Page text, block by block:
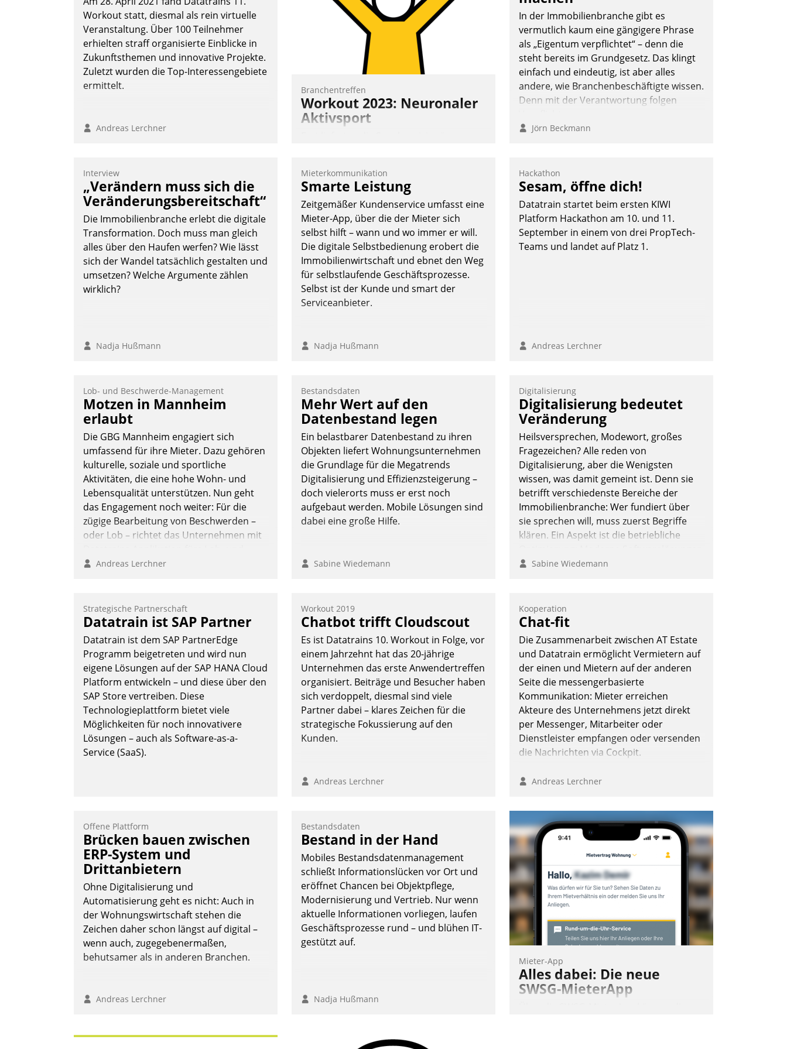
Nadja Hußmann Andreas Lerchner
Workout statt, diesmal als rein virtuelle
Veranstaltung. Über 100 Teilnehmer
erhielten straff organisierte Einblicke in
Zukunftsthemen und innovative Projekte.
Zuletzt wurden die Top-Interessengebiete
ermittelt.
Andreas Lerchner
Branchentreffen
Workout 2023: Neuronaler
Aktivsport
Vernetzungsideen fürs Quartier.
Dazwischen zeigte Datatrain, was es
Neues zu bieten hat.
Nadja Hußmann
In der Immobilienbranche gibt es
vermutlich kaum eine gängigere Phrase
als „Eigentum verpflichtet“ – denn die
steht bereits im Grundgesetz. Das klingt
einfach und eindeutig, ist aber alles
andere, wie Branchenbeschäftigte wissen.
Denn mit der Verantwortung folgen
Jörn Beckmann
Interview
„Verändern muss sich die
Veränderungsbereitschaft“
Die Immobilienbranche erlebt die digitale
Transformation. Doch muss man gleich
alles über den Haufen werfen? Wie lässt
sich der Wandel tatsächlich gestalten und
umsetzen? Welche Argumente zählen
wirklich?
Nadja Hußmann
Mieterkommunikation
Smarte Leistung
Zeitgemäßer Kundenservice umfasst eine
Mieter-App, über die der Mieter sich
selbst hilft – wann und wo immer er will.
Die digitale Selbstbedienung erobert die
Immobilienwirtschaft und ebnet den Weg
für selbstlaufende Geschäftsprozesse.
Selbst ist der Kunde und smart der
Serviceanbieter.
Nadja Hußmann
Hackathon
Sesam, öffne dich!
Datatrain startet beim ersten KIWI
Platform Hackathon am 10. und 11.
September in einem von drei PropTech-
Teams und landet auf Platz 1.
Andreas Lerchner
Lob- und Beschwerde-Management
Motzen in Mannheim
erlaubt
Die GBG Mannheim engagiert sich
umfassend für ihre Mieter. Dazu gehören
kulturelle, soziale und sportliche
Aktivitäten, die eine hohe Wohn- und
Lebensqualität unterstützen. Nun geht
das Engagement noch weiter: Für die
zügige Bearbeitung von Beschwerden –
oder Lob – richtet das Unternehmen mit
Beschwerde-Management einen eigenen
Andreas Lerchner
Bestandsdaten
Mehr Wert auf den
Datenbestand legen
Ein belastbarer Datenbestand zu ihren
Objekten liefert Wohnungsunternehmen
die Grundlage für die Megatrends
Digitalisierung und Effizienzsteigerung –
doch vielerorts muss er erst noch
aufgebaut werden. Mobile Lösungen sind
dabei eine große Hilfe.
Sabine Wiedemann
Digitalisierung
Digitalisierung bedeutet
Veränderung
Heilsversprechen, Modewort, großes
Fragezeichen? Alle reden von
Digitalisierung, aber die Wenigsten
wissen, was damit gemeint ist. Denn sie
betrifft verschiedenste Bereiche der
Immobilienbranche: Wer fundiert über
sie sprechen will, muss zuerst Begriffe
klären. Ein Aspekt ist die betriebliche
ermöglichen große Einsparungen durch
Allein mit der Einführung einer neuen
Software ist es nicht getan. Die
Digitalisierung erfordert von
Unternehmen die Bereitschaft, sich zu
überprüfen, zu hinterfragen und zu
verändern.
Sabine Wiedemann
Strategische Partnerschaft
Datatrain ist SAP Partner
Datatrain ist dem SAP PartnerEdge
Programm beigetreten und wird nun
eigene Lösungen auf der SAP HANA Cloud
Platform entwickeln – und diese über den
SAP Store vertreiben. Diese
Technologieplattform bietet viele
Möglichkeiten für noch innovativere
Lösungen – auch als Software-as-a-
Service (SaaS).
Workout 2019
Chatbot trifft Cloudscout
Es ist Datatrains 10. Workout in Folge, vor
einem Jahrzehnt hat das 20-jährige
Unternehmen das erste Anwendertreffen
organisiert. Beiträge und Besucher haben
sich verdoppelt, diesmal sind viele
Partner dabei – klares Zeichen für die
strategische Fokussierung auf den
Kunden.
Andreas Lerchner
Kooperation
Chat-fit
Die Zusammenarbeit zwischen AT Estate
und Datatrain ermöglicht Vermietern auf
der einen und Mietern auf der anderen
Seite die messengerbasierte
Kommunikation: Mieter erreichen
Akteure des Unternehmens jetzt direkt
per Messenger, Mitarbeiter oder
Dienstleister empfangen oder versenden
die Nachrichten via Cockpit.
Andreas Lerchner
Offene Plattform
Brücken bauen zwischen
ERP-System und
Drittanbietern
Ohne Digitalisierung und
Automatisierung geht es nicht: Auch in
der Wohnungswirtschaft stehen die
Zeichen daher schon längst auf digital –
wenn auch, zugegebenermaßen,
behutsamer als in anderen Branchen.
Andreas Lerchner
Bestandsdaten
Bestand in der Hand
Mobiles Bestandsdatenmanagement
schließt Informationslücken vor Ort und
eröffnet Chancen bei Objektpflege,
Modernisierung und Vertrieb. Nur wenn
aktuelle Informationen vorliegen, laufen
Geschäftsprozesse rund – und blühen IT-
gestützt auf.
Nadja Hußmann
Mieter-App
Alles dabei: Die neue
SWSG-MieterApp